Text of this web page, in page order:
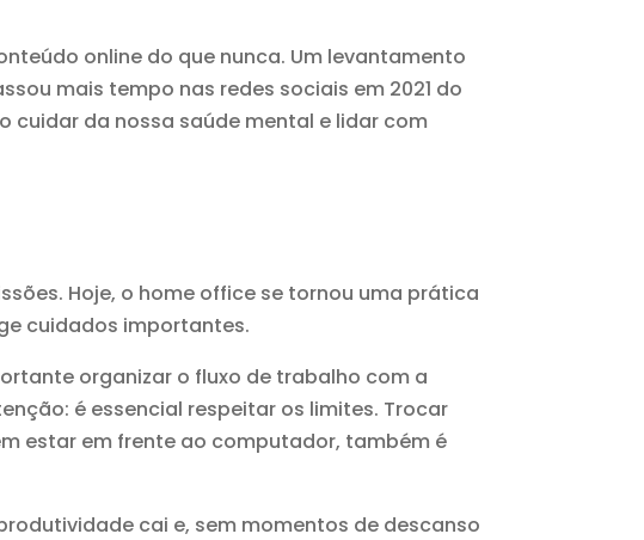
online do que nunca. Um levantamento
mais tempo nas redes sociais em 2021 do
cuidar da nossa saúde mental e lidar com
Hoje, o home office se tornou uma prática
cuidados importantes.
organizar o fluxo de trabalho com a
é essencial respeitar os limites. Trocar
estar em frente ao computador, também é
cai e, sem momentos de descanso